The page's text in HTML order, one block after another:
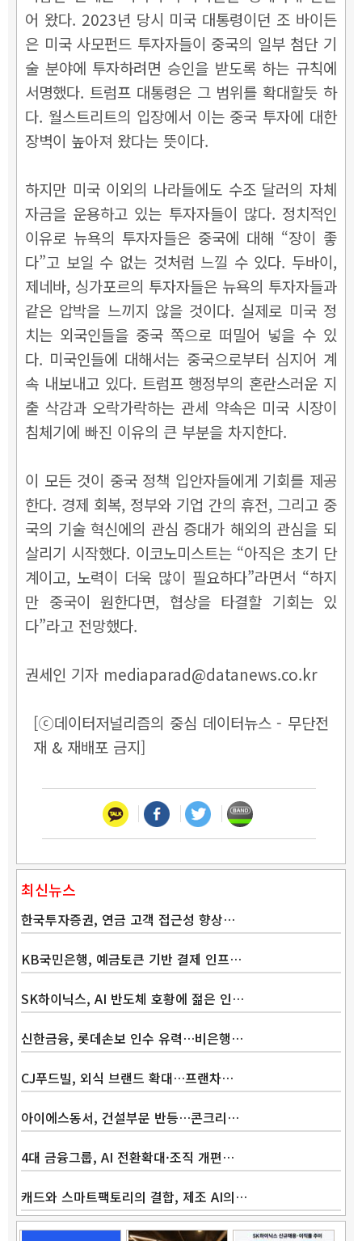
어 왔다. 2023년 당시 미국 대통령이던 조 바이든
은 미국 사모펀드 투자자들이 중국의 일부 첨단 기
술 분야에 투자하려면 승인을 받도록 하는 규칙에
서명했다. 트럼프 대통령은 그 범위를 확대할듯 하
다. 월스트리트의 입장에서 이는 중국 투자에 대한
장벽이 높아져 왔다는 뜻이다.
하지만 미국 이외의 나라들에도 수조 달러의 자체
자금을 운용하고 있는 투자자들이 많다. 정치적인
이유로 뉴욕의 투자자들은 중국에 대해 “장이 좋
다”고 보일 수 없는 것처럼 느낄 수 있다. 두바이,
제네바, 싱가포르의 투자자들은 뉴욕의 투자자들과
같은 압박을 느끼지 않을 것이다. 실제로 미국 정
치는 외국인들을 중국 쪽으로 떠밀어 넣을 수 있
다. 미국인들에 대해서는 중국으로부터 심지어 계
속 내보내고 있다. 트럼프 행정부의 혼란스러운 지
출 삭감과 오락가락하는 관세 약속은 미국 시장이
침체기에 빠진 이유의 큰 부분을 차지한다.
이 모든 것이 중국 정책 입안자들에게 기회를 제공
한다. 경제 회복, 정부와 기업 간의 휴전, 그리고 중
국의 기술 혁신에의 관심 증대가 해외의 관심을 되
살리기 시작했다. 이코노미스트는 “아직은 초기 단
계이고, 노력이 더욱 많이 필요하다”라면서 “하지
만 중국이 원한다면, 협상을 타결할 기회는 있
다”라고 전망했다.
권세인 기자 mediaparad@datanews.co.kr
[ⓒ데이터저널리즘의 중심 데이터뉴스 - 무단전
재 & 재배포 금지]
Band
최신뉴스
한국투자증권, 연금 고객 접근성 향상…
KB국민은행, 예금토큰 기반 결제 인프…
SK하이닉스, AI 반도체 호황에 젊은 인…
신한금융, 롯데손보 인수 유력…비은행…
CJ푸드빌, 외식 브랜드 확대…프랜차…
아이에스동서, 건설부문 반등…콘크리…
4대 금융그룹, AI 전환확대·조직 개편…
캐드와 스마트팩토리의 결합, 제조 AI의…